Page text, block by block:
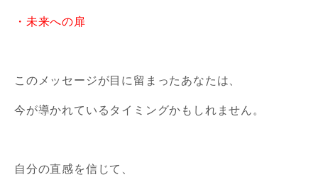
・未来への扉
このメッセージが目に留まったあなたは、
今が導かれているタイミングかもしれません。
自分の直感を信じて、